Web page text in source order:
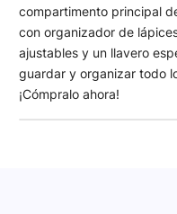
compartimento principal
con organizador de
ajustables y un llavero
guardar y organizar todo
¡Cómpralo ahora!